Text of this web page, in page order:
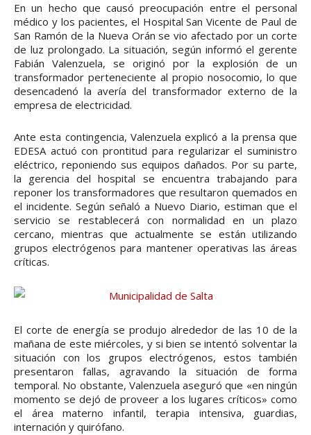
En un hecho que causó preocupación entre el personal
médico y los pacientes, el Hospital San Vicente de Paul de
San Ramón de la Nueva Orán se vio afectado por un corte
de luz prolongado. La situación, según informó el gerente
Fabián Valenzuela, se originó por la explosión de un
transformador perteneciente al propio nosocomio, lo que
desencadenó la avería del transformador externo de la
empresa de electricidad.
Ante esta contingencia, Valenzuela explicó a la prensa que
EDESA actuó con prontitud para regularizar el suministro
eléctrico, reponiendo sus equipos dañados. Por su parte,
la gerencia del hospital se encuentra trabajando para
reponer los transformadores que resultaron quemados en
el incidente. Según señaló a Nuevo Diario, estiman que el
servicio se restablecerá con normalidad en un plazo
cercano, mientras que actualmente se están utilizando
grupos electrógenos para mantener operativas las áreas
críticas.
El corte de energía se produjo alrededor de las 10 de la
mañana de este miércoles, y si bien se intentó solventar la
situación con los grupos electrógenos, estos también
presentaron fallas, agravando la situación de forma
temporal. No obstante, Valenzuela aseguró que «en ningún
momento se dejó de proveer a los lugares críticos» como
el área materno infantil, terapia intensiva, guardias,
internación y quirófano.